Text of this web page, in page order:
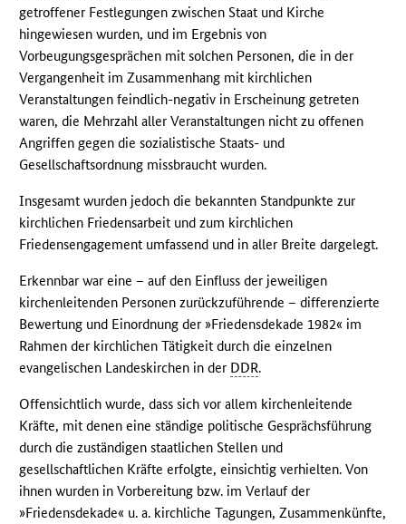
getroffener Festlegungen zwischen Staat und Kirche
hingewiesen wurden, und im Ergebnis von
Vorbeugungsgesprächen mit solchen Personen, die in der
Vergangenheit im Zusammenhang mit kirchlichen
Veranstaltungen feindlich-negativ in Erscheinung getreten
waren, die Mehrzahl aller Veranstaltungen nicht zu offenen
Angriffen gegen die sozialistische Staats- und
Gesellschaftsordnung missbraucht wurden.
Insgesamt wurden jedoch die bekannten Standpunkte zur
kirchlichen Friedensarbeit und zum kirchlichen
Friedensengagement umfassend und in aller Breite dargelegt.
Erkennbar war eine – auf den Einfluss der jeweiligen
kirchenleitenden Personen zurückzuführende – differenzierte
Bewertung und Einordnung der »Friedensdekade 1982« im
Rahmen der kirchlichen Tätigkeit durch die einzelnen
evangelischen Landeskirchen in der DDR.
Offensichtlich wurde, dass sich vor allem kirchenleitende
Kräfte, mit denen eine ständige politische Gesprächsführung
durch die zuständigen staatlichen Stellen und
gesellschaftlichen Kräfte erfolgte, einsichtig verhielten. Von
ihnen wurden in Vorbereitung bzw. im Verlauf der
»Friedensdekade« u. a. kirchliche Tagungen, Zusammenkünfte,